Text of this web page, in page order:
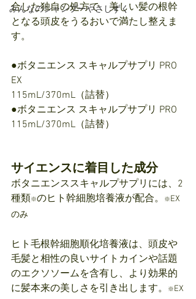
みんなのシャンプーやさしずく
合した独自の処方で、美しい髪の根幹
となる頭皮をうるおいで満たし整えま
す。
●ボタニエンス スキャルプサプリ PRO
EX
115mL/370mL（詰替）
●ボタニエンス スキャルプサプリ PRO
115mL/370mL（詰替）
サイエンスに着目した成分
ボタニエンススキャルプサプリには、2
種類※のヒト幹細胞培養液が配合。 ※EX
のみ
ヒト毛根幹細胞順化培養液は、頭皮や
毛髪と相性の良いサイトカインや話題
のエクソソームを含有し、より効果的
に髪本来の美しさを引き出します。
※EX